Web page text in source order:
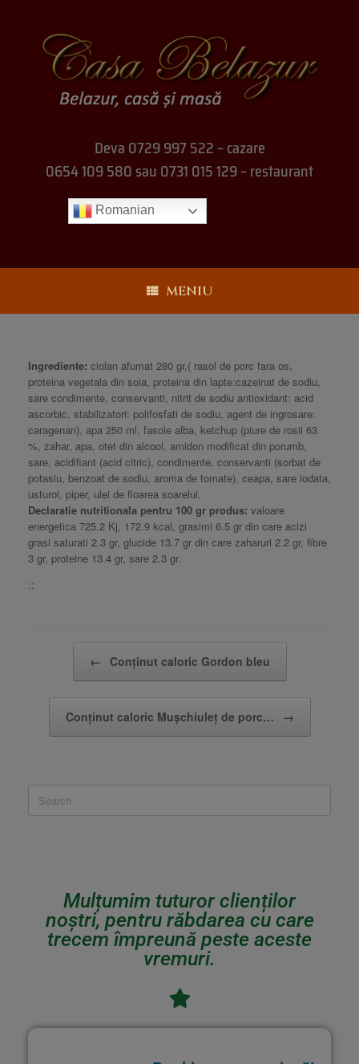
Deva 0729 997 522 – cazare
0654 109 580 sau 0731 015 129 – restaurant
Romanian
MENIU
Ingrediente: ciolan afumat 280 gr,( rasol de porc fara os,
proteina vegetala din soia, proteina din lapte:cazeinat de sodiu,
sare condimente, conservanti, nitrit de sodiu antioxidant: acid
ascorbic, stabilizatori: polifosfati de sodiu, agent de ingrosare:
caragenan), apa 250 ml, fasole alba, ketchup (piure de rosii 63
%, zahar, apa, otet din alcool, amidon modificat din porumb,
sare, acidifiant (acid citric), condimente, conservanti (sorbat de
potasiu, benzoat de sodiu, aroma de tomate), ceapa, sare iodata,
usturoi, piper, ulei de floarea soarelui.
Declaratie nutritionala pentru 100 gr produs: valoare
energetica 725.2 Kj, 172.9 kcal, grasimi 6.5 gr din care acizi
grasi saturati 2.3 gr, glucide 13.7 gr din care zaharuri 2.2 gr, fibre
3 gr, proteine 13.4 gr, sare 2.3 gr.
::
← Conținut caloric Gordon bleu
Conținut caloric Mușchiuleț de porc… →
Mulțumim tuturor clienților
noștri, pentru răbdarea cu care
trecem împreună peste aceste
vremuri.